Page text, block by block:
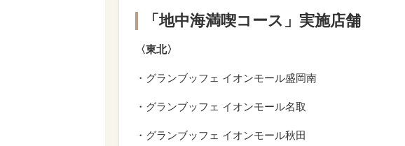
「地中海満喫コース」実施店舗
〈東北〉
・グランブッフェ イオンモール盛岡南
・グランブッフェ イオンモール名取
・グランブッフェ イオンモール秋田